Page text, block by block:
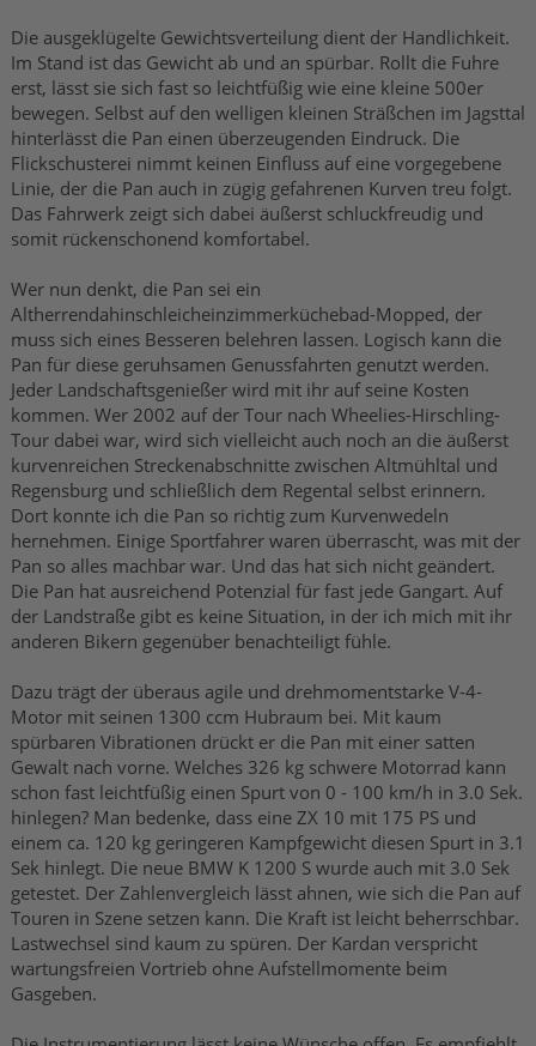
Die ausgeklügelte Gewichtsverteilung dient der Handlichkeit.
Im Stand ist das Gewicht ab und an spürbar. Rollt die Fuhre
erst, lässt sie sich fast so leichtfüßig wie eine kleine 500er
bewegen. Selbst auf den welligen kleinen Sträßchen im Jagsttal
hinterlässt die Pan einen überzeugenden Eindruck. Die
Flickschusterei nimmt keinen Einfluss auf eine vorgegebene
Linie, der die Pan auch in zügig gefahrenen Kurven treu folgt.
Das Fahrwerk zeigt sich dabei äußerst schluckfreudig und
somit rückenschonend komfortabel.
Wer nun denkt, die Pan sei ein
Altherrendahinschleicheinzimmerküchebad-Mopped, der
muss sich eines Besseren belehren lassen. Logisch kann die
Pan für diese geruhsamen Genussfahrten genutzt werden.
Jeder Landschaftsgenießer wird mit ihr auf seine Kosten
kommen. Wer 2002 auf der Tour nach Wheelies-Hirschling-
Tour dabei war, wird sich vielleicht auch noch an die äußerst
kurvenreichen Streckenabschnitte zwischen Altmühltal und
Regensburg und schließlich dem Regental selbst erinnern.
Dort konnte ich die Pan so richtig zum Kurvenwedeln
hernehmen. Einige Sportfahrer waren überrascht, was mit der
Pan so alles machbar war. Und das hat sich nicht geändert.
Die Pan hat ausreichend Potenzial für fast jede Gangart. Auf
der Landstraße gibt es keine Situation, in der ich mich mit ihr
anderen Bikern gegenüber benachteiligt fühle.
Dazu trägt der überaus agile und drehmomentstarke V-4-
Motor mit seinen 1300 ccm Hubraum bei. Mit kaum
spürbaren Vibrationen drückt er die Pan mit einer satten
Gewalt nach vorne. Welches 326 kg schwere Motorrad kann
schon fast leichtfüßig einen Spurt von 0 - 100 km/h in 3.0 Sek.
hinlegen? Man bedenke, dass eine ZX 10 mit 175 PS und
einem ca. 120 kg geringeren Kampfgewicht diesen Spurt in 3.1
Sek hinlegt. Die neue BMW K 1200 S wurde auch mit 3.0 Sek
getestet. Der Zahlenvergleich lässt ahnen, wie sich die Pan auf
Touren in Szene setzen kann. Die Kraft ist leicht beherrschbar.
Lastwechsel sind kaum zu spüren. Der Kardan verspricht
wartungsfreien Vortrieb ohne Aufstellmomente beim
Gasgeben.